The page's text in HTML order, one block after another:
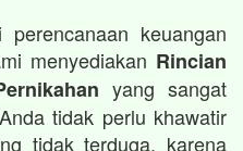
keuangan
menyediakan Rincian
yang sangat
tidak perlu khawatir
tidak terduga, karena